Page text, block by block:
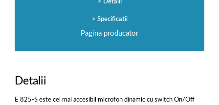
Detalii
Specificatii
Pagina producator
Detalii
E 825-S este cel mai accesibil microfon dinamic cu switch On/Off